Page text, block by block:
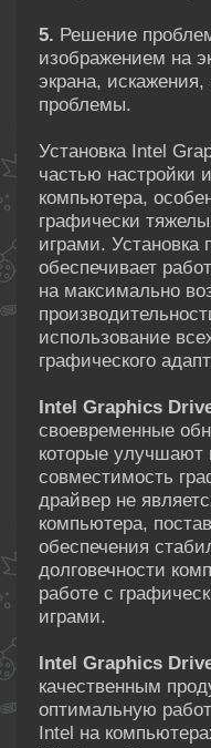
5. Решение
изображением на
экрана,
проблемы.
Установка Intel
частью настройки
компьютера,
графически
играми. Установка
обеспечивает
на максимально
использование
графического
Intel Graphics
своевременные
которые улучшают
совместимость
драйвер не
компьютера,
обеспечения
долговечности
работе с
играми.
Intel Graphics
качественным
оптимальную
Intel на